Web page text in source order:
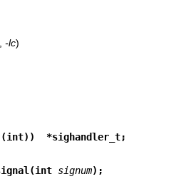
-lc)
(int))  *sighandler_t;
signum);